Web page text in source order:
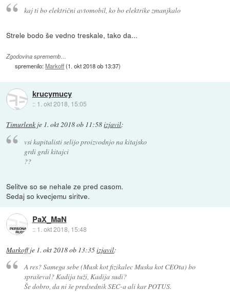
kaj ti bo električni avtomobil, ko bo elektrike zmanjkalo
Strele bodo še vedno treskale, tako da...
Zgodovina sprememb…
spremenilo:Markoff(1. okt 2018 ob 13:37)
krucymucy
:: 1. okt 2018, 15:05
Timurlenk je 1. okt 2018 ob 11:58izjavil:
vsi kapitalisti selijo proizvodnjo na kitajsko
grdi grdi kitajci
??
Selitve so se nehale ze pred casom.
Sedaj so kvecjemu siritve.
PaX_MaN
:: 1. okt 2018, 15:48
Markoffje 1. okt 2018 ob 13:35izjavil:
A res? Samega sebe (Musk kot fizikalec Muska kot CEOta) bo
spraševal? Kadija tuži, Kadija sudi?
Še dobro, da ni še predsednik SEC-a ali kar POTUS.